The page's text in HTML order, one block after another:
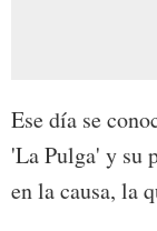
Ese día se
'La Pulga' y su
en la causa, la